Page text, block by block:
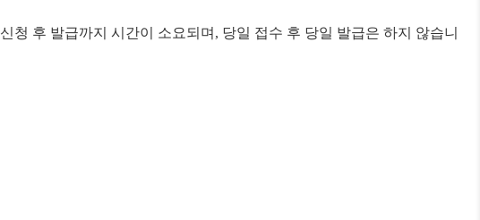
신청 후 발급까지 시간이 소요되며 , 당일 접수 후 당일 발급은 하지 않습니